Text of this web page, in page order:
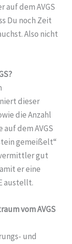
dem AVGS
Du noch Zeit
Also nicht
dieser
die Anzahl
dem AVGS
gemeißelt“
gut
er eine
austellt.
vom AVGS
und